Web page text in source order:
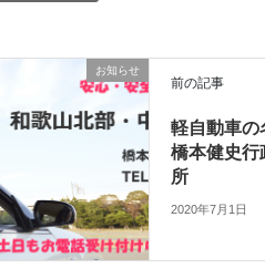
お知らせ
前の記事
軽自動車
橋本健史行
所
2020年7月1日